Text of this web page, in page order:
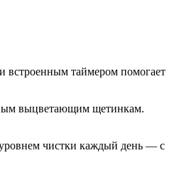
встроенным таймером помогает
выцветающим щетинкам.
чистки каждый день — с